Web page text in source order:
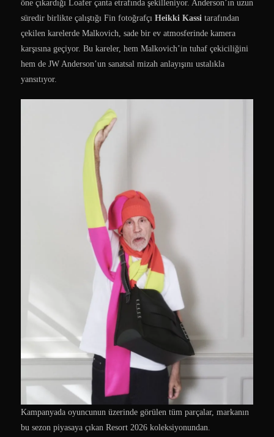
öne çıkardığı Loafer çanta etrafında şekilleniyor. Anderson’ın uzun
süredir birlikte çalıştığı Fin fotoğrafçı Heikki Kassi tarafından
çekilen karelerde Malkovich, sade bir ev atmosferinde kamera
karşısına geçiyor. Bu kareler, hem Malkovich’in tuhaf çekiciliğini
hem de JW Anderson’un sanatsal mizah anlayışını ustalıkla
yansıtıyor.
Kampanyada oyuncunun üzerinde görülen tüm parçalar, markanın
bu sezon piyasaya çıkan Resort 2026 koleksiyonundan.